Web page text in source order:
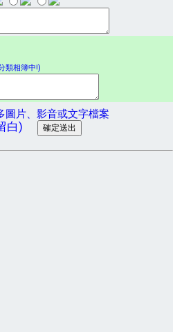
類相簿中!)
片、影音或文字檔案
白)